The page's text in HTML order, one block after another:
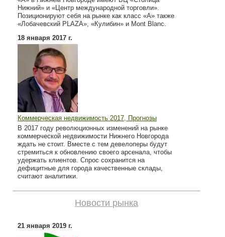
Нижний» и «Центр международной торговли».
Позиционируют себя на рынке как класс «А» также
«Лобачевский PLAZA», «Кулибин» и Mont Blanc.
18 января 2017 г.
Коммерческая недвижимость 2017, Прогнозы
В 2017 году революционных изменений на рынке
коммерческой недвижимости Нижнего Новгорода
ждать не стоит. Вместе с тем девелоперы будут
стремиться к обновлению своего арсенала, чтобы
удержать клиентов. Спрос сохранится на
дефицитные для города качественные склады,
считают аналитики.
Новости рынка
21 января 2019 г.